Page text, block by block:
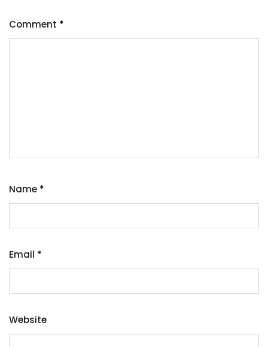
Comment *
Name *
Email *
Website